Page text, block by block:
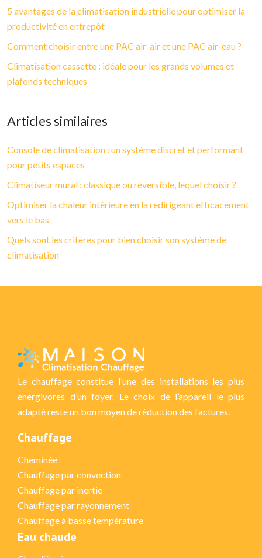
5 avantages de la climatisation industrielle pour optimiser la
productivité en entrepôt
Comment choisir entre une PAC air-air et une PAC air-eau ?
Climatisation cassette : idéale pour les grands volumes et
plafonds techniques
Articles similaires
Console de climatisation : un système discret et performant
pour petits espaces
Climatiseur mural : classique ou réversible, lequel choisir ?
Optimiser la chaleur intérieure en la redirigeant efficacement
vers le bas
Quels sont les critères pour bien choisir son système de
climatisation
Le chauffage constitue l’une des installations les plus
énergivores d’un foyer. Le choix de l’appareil le plus
adapté reste un bon moyen de réduction des factures.
Chauffage
Cheminée
Chauffage par convection
Chauffage par inertie
Chauffage par rayonnement
Chauffage à basse température
Eau chaude